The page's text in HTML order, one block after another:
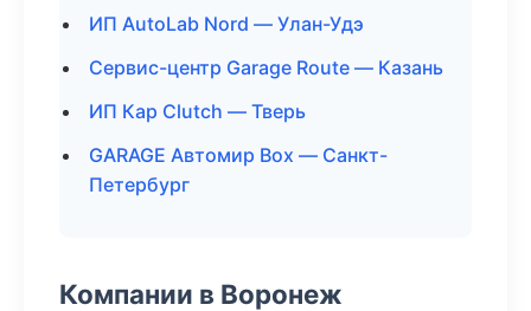
ИП AutoLab Nord — Улан-Удэ
Сервис-центр Garage Route — Казань
ИП Кар Clutch — Тверь
GARAGE Автомир Box — Санкт-
Петербург
Компании в Воронеж